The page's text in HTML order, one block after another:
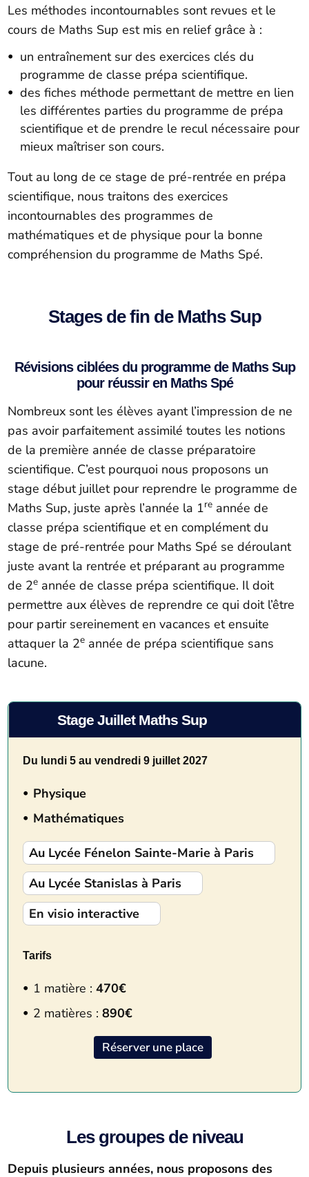
Les méthodes incontournables sont revues et le
cours de Maths Sup est mis en relief grâce à :
un entraînement sur des exercices clés du
programme de classe prépa scientifique.
des fiches méthode permettant de mettre en lien
les différentes parties du programme de prépa
scientifique et de prendre le recul nécessaire pour
mieux maîtriser son cours.
Tout au long de ce stage de pré-rentrée en prépa
scientifique, nous traitons des exercices
incontournables des programmes de
mathématiques et de physique pour la bonne
compréhension du programme de Maths Spé.
Stages de fin de Maths Sup
Révisions ciblées du programme de Maths Sup
pour réussir en Maths Spé
Nombreux sont les élèves ayant l’impression de ne
pas avoir parfaitement assimilé toutes les notions
de la première année de classe préparatoire
scientifique. C’est pourquoi nous proposons un
stage début juillet pour reprendre le programme de
Maths Sup, juste après l’année la 1re année de
classe prépa scientifique et en complément du
stage de pré-rentrée pour Maths Spé se déroulant
juste avant la rentrée et préparant au programme
de 2e année de classe prépa scientifique. Il doit
permettre aux élèves de reprendre ce qui doit l’être
pour partir sereinement en vacances et ensuite
attaquer la 2e année de prépa scientifique sans
lacune.
Stage Juillet Maths Sup
Du lundi 5 au vendredi 9 juillet 2027
Physique
Mathématiques
Au Lycée Fénelon Sainte-Marie à Paris
Au Lycée Stanislas à Paris
En visio interactive
Tarifs
1 matière : 470€
2 matières : 890€
Réserver une place
Les groupes de niveau
Depuis plusieurs années, nous proposons des